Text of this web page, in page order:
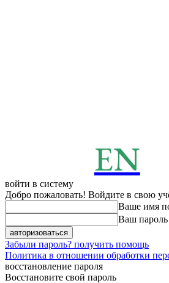
EN
войти в систему
Добро пожаловать! Войдите в свою
Ваше имя
Ваш пароль
Забыли пароль? получить помощь
Политика в отношении обработки
восстановление пароля
Восстановите свой пароль